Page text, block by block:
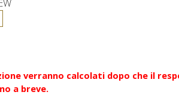
verranno calcolati dopo che il
a breve.